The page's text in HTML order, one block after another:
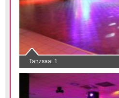
Tanzsaal 1